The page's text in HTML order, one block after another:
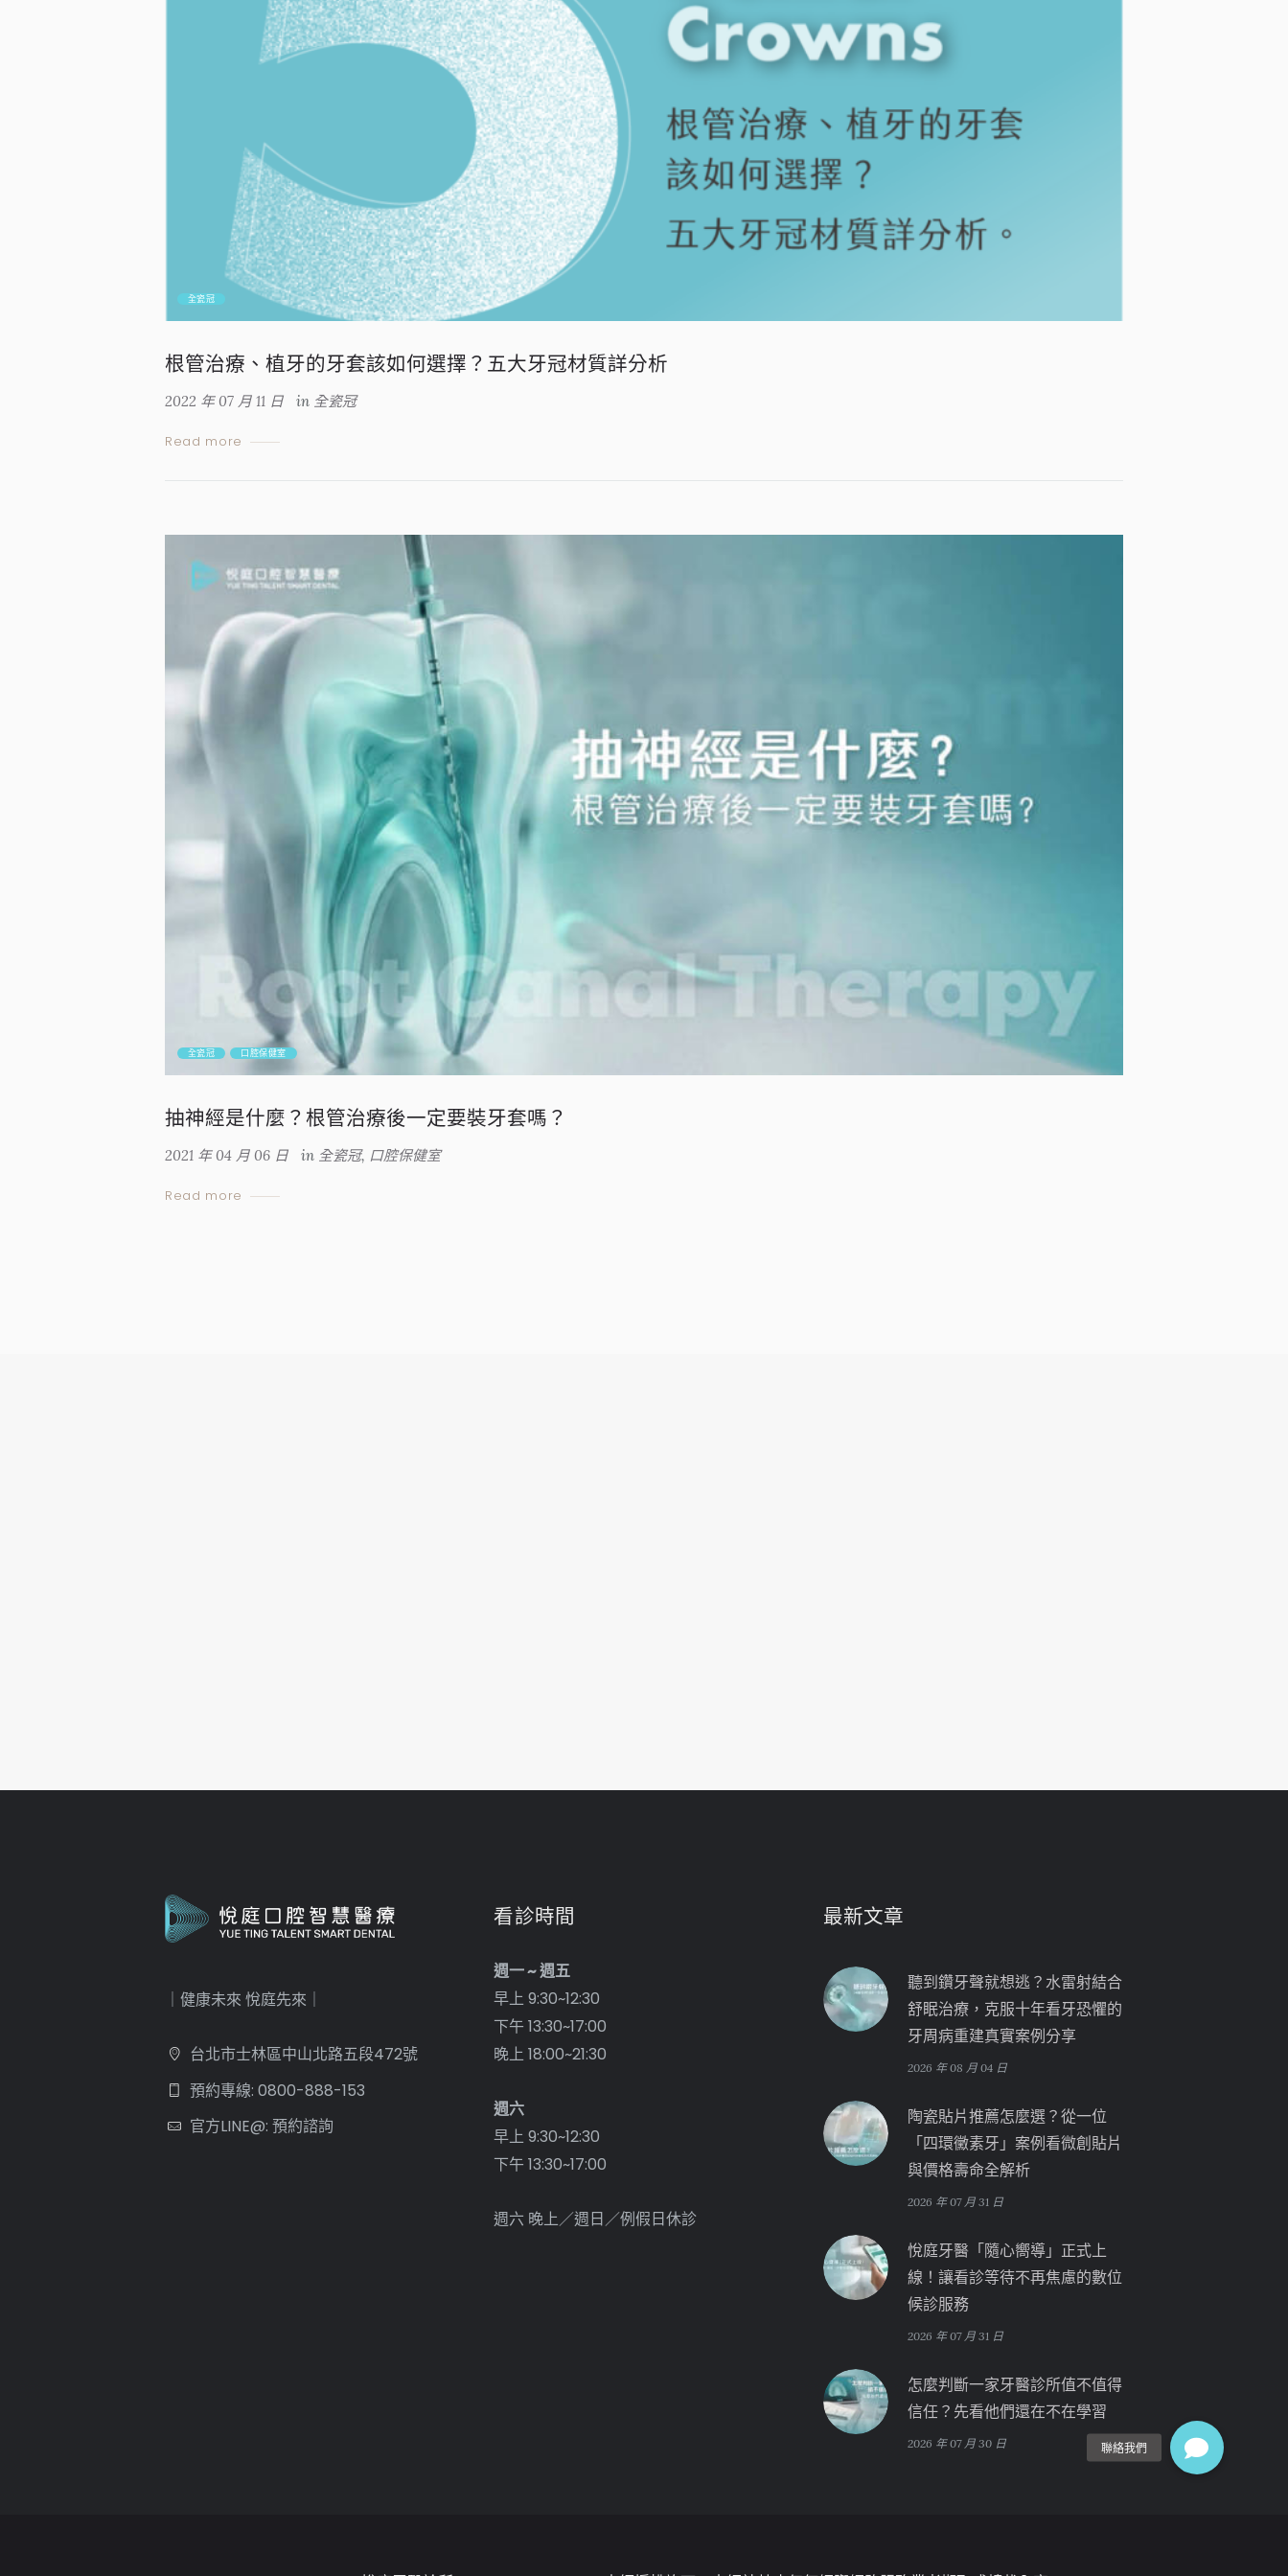
全瓷冠
根管治療、植牙的牙套該如何選擇？五大牙冠材質詳分析
2022 年 07 月 11 日 in 全瓷冠
Read more
全瓷冠 口腔保健室
抽神經是什麼？根管治療後一定要裝牙套嗎？
2021 年 04 月 06 日 in 全瓷冠, 口腔保健室
Read more
｜健康未來 悅庭先來｜
台北市士林區中山北路五段472號
預約專線: 0800-888-153
官方LINE@: 預約諮詢
看診時間
週一 ~ 週五
早上 9:30~12:30
下午 13:30~17:00
晚上 18:00~21:30
週六
早上 9:30~12:30
下午 13:30~17:00
週六 晚上／週日／例假日休診
最新文章
聽到鑽牙聲就想逃？水雷射結合
舒眠治療，克服十年看牙恐懼的
牙周病重建真實案例分享
2026 年 08 月 04 日
陶瓷貼片推薦怎麼選？從一位
「四環黴素牙」案例看微創貼片
與價格壽命全解析
2026 年 07 月 31 日
悅庭牙醫「隨心嚮導」正式上
線！讓看診等待不再焦慮的數位
候診服務
2026 年 07 月 31 日
怎麼判斷一家牙醫診所值不值得
信任？先看他們還在不在學習
2026 年 07 月 30 日